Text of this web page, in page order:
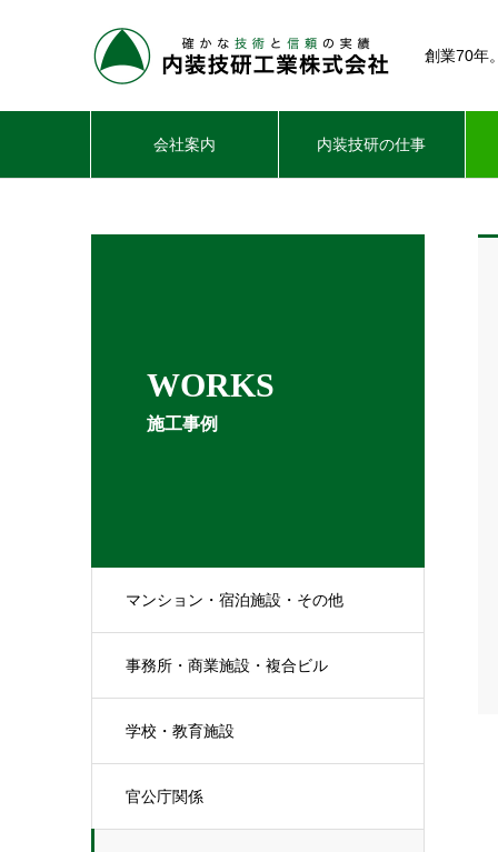
創業70年
会社案内 内装技研の仕事
WORKS
施工事例
マンション・宿泊施設・その他
事務所・商業施設・複合ビル
学校・教育施設
官公庁関係